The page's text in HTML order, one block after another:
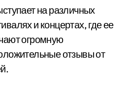
на различных
и концертах, где ее
огромную
отзывы от